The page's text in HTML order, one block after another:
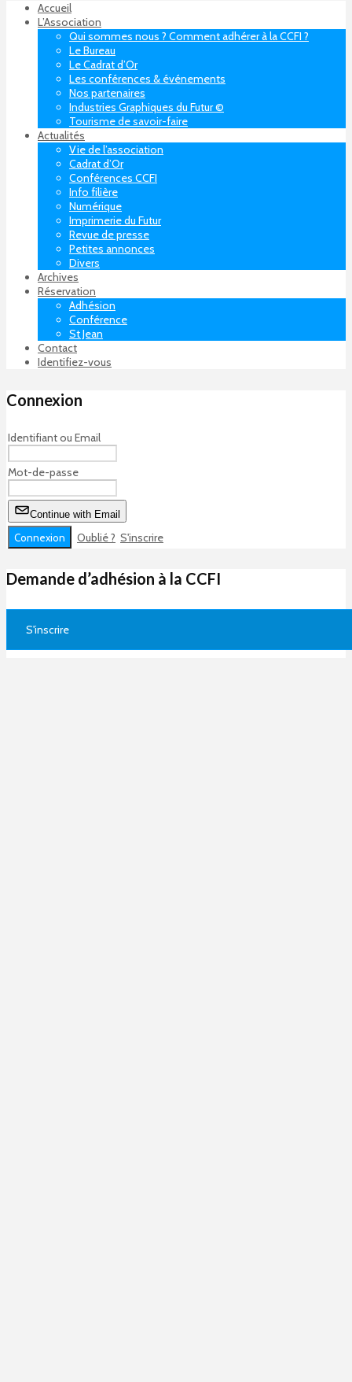
Accueil
L’Association
Qui sommes nous ? Comment adhérer à la CCFI ?
Le Bureau
Le Cadrat d’Or
Les conférences & événements
Nos partenaires
Industries Graphiques du Futur ©
Tourisme de savoir-faire
Actualités
Vie de l’association
Cadrat d’Or
Conférences CCFI
Info filière
Numérique
Imprimerie du Futur
Revue de presse
Petites annonces
Divers
Archives
Réservation
Adhésion
Conférence
St Jean
Contact
Identifiez-vous
Connexion
Identifiant ou Email
Mot-de-passe
Continue with Email
Oublié ? S'inscrire
Demande d’adhésion à la CCFI
S'inscrire